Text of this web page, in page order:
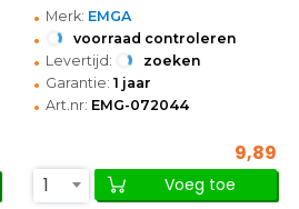
• Merk: EMGA
• voorraad controleren
• Levertijd: zoeken
• Garantie: 1 jaar
• Art.nr: EMG-072044
9,89
1
Voeg toe